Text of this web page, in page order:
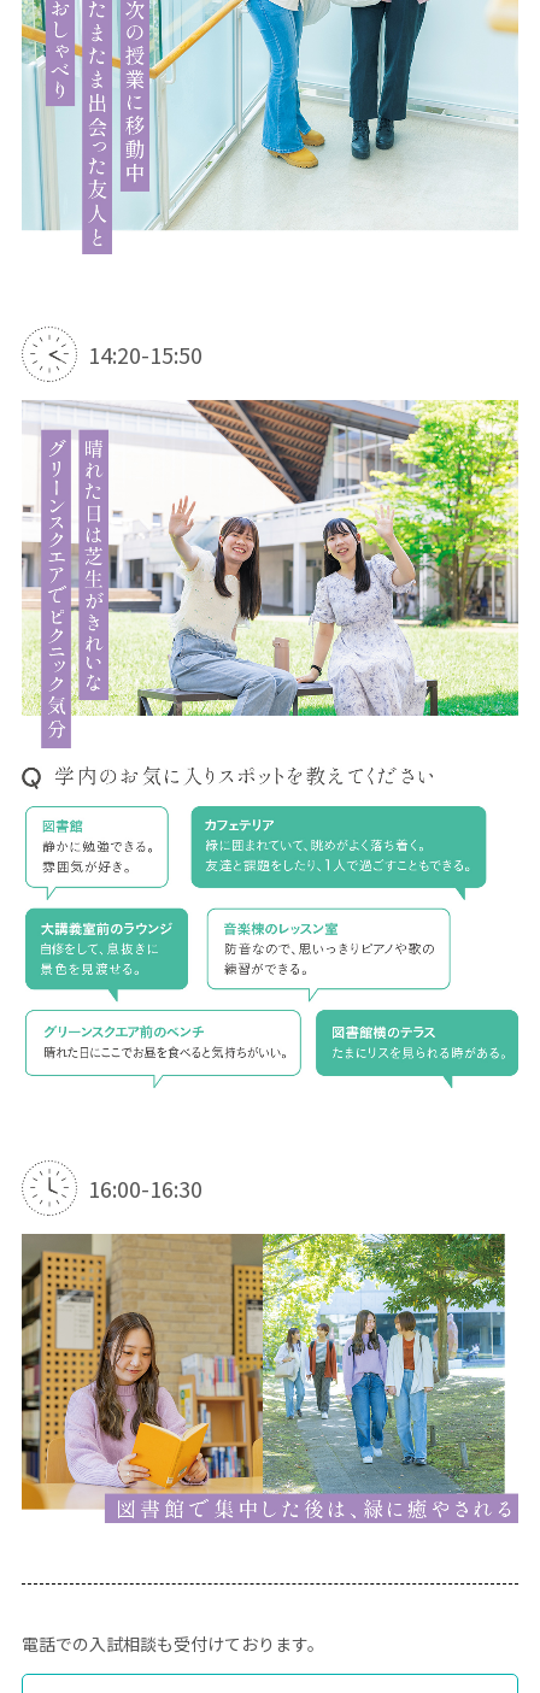
14:20-15:50
16:00-16:30
電話での入試相談も受付けております。